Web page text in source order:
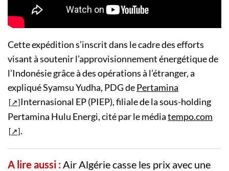
Cette expédition s’inscrit dans le cadre des efforts
visant à soutenir l’approvisionnement énergétique de
l’Indonésie grâce à des opérations à l’étranger, a
expliqué Syamsu Yudha, PDG dePertamina
Internasional EP (PIEP), filiale de la sous-holding
Pertamina Hulu Energi, cité par le médiatempo.com
.
A lire aussi : Air Algérie casse les prix avec une